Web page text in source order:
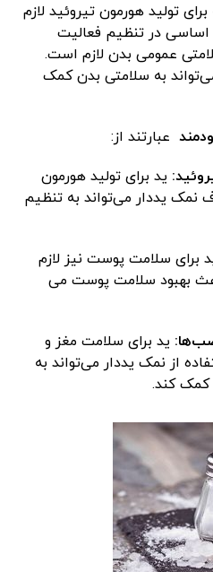
تولید هورمون تیروئید لازم
در تنظیم فعالیت
عمومی بدن لازم است.
به سلامتی بدن کمک
عبارتند از:
ید برای تولید هورمون
یددار می‌تواند به تنظیم
برای سلامت پوست نیز لازم
بهبود سلامت پوست می
ید برای سلامت مغز و
از نمک یددار می‌تواند به
کمک کند.